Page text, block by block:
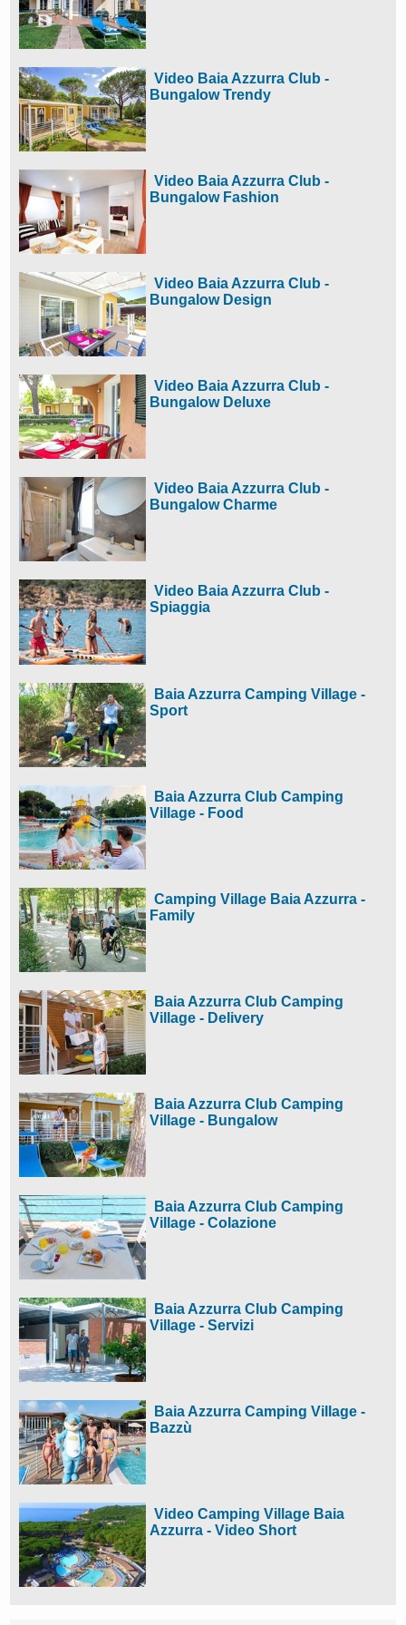
Video Baia Azzurra Club -
Bungalow Trendy
Video Baia Azzurra Club -
Bungalow Fashion
Video Baia Azzurra Club -
Bungalow Design
Video Baia Azzurra Club -
Bungalow Deluxe
Video Baia Azzurra Club -
Bungalow Charme
Video Baia Azzurra Club -
Spiaggia
Baia Azzurra Camping Village -
Sport
Baia Azzurra Club Camping
Village - Food
Camping Village Baia Azzurra -
Family
Baia Azzurra Club Camping
Village - Delivery
Baia Azzurra Club Camping
Village - Bungalow
Baia Azzurra Club Camping
Village - Colazione
Baia Azzurra Club Camping
Village - Servizi
Baia Azzurra Camping Village -
Bazzù
Video Camping Village Baia
Azzurra - Video Short